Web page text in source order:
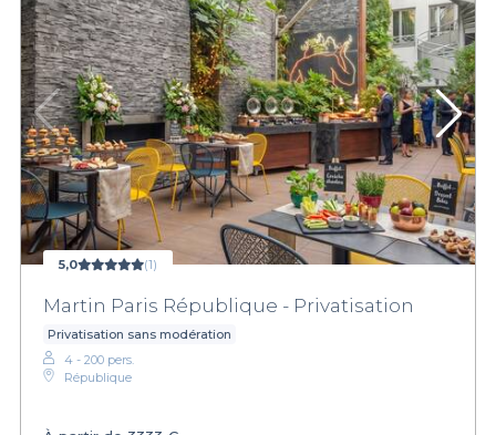
5,0 (1)
Martin Paris République - Privatisation
Privatisation sans modération
4 - 200 pers.
République